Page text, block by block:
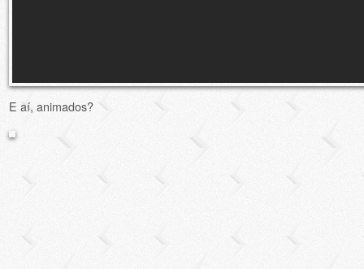
E aí, animados?